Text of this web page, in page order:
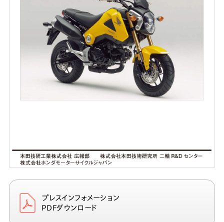
プレスインフォメーション
PDFダウンロード